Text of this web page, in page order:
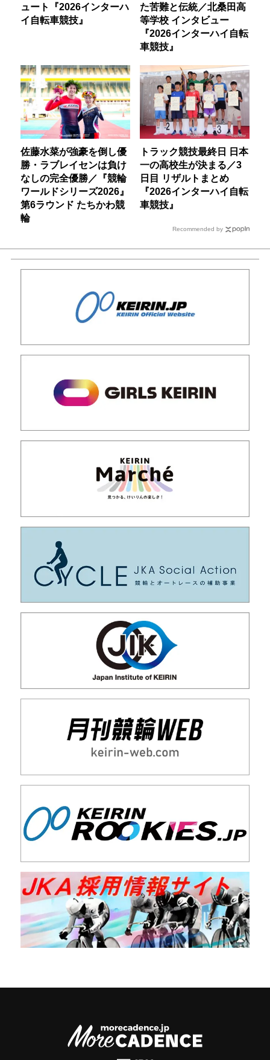
ュート『2026インターハ
イ自転車競技』
た苦難と伝統／北桑田高
等学校 インタビュー
『2026インターハイ自転
車競技』
佐藤水菜が強豪を倒し優
勝・ラブレイセンは負け
なしの完全優勝／『競輪
ワールドシリーズ2026』
第6ラウンド たちかわ競
輪
トラック競技最終日 日本
一の高校生が決まる／3
日目 リザルトまとめ
『2026インターハイ自転
車競技』
Recommended by